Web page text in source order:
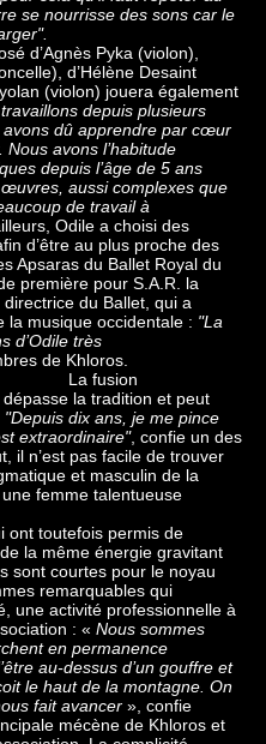
se nourrisse des sons car le
d’Agnès Pyka (violon),
d’Hélène Desaint
(violon) jouera également
depuis plusieurs
dû apprendre par cœur
avons l’habitude
depuis l’âge de 5 ans
œuvres, aussi complexes que
de travail à
Odile a choisi des
d’être au plus proche des
Apsaras du Ballet Royal du
première pour S.A.R. la
du Ballet, qui a
la musique occidentale : "La
d’Odile très
de Khloros.
La fusion
la tradition et peut
"Depuis dix ans, je me pince
extraordinaire", confie un des
il n’est pas facile de trouver
et masculin de la
femme talentueuse
ont toutefois permis de
la même énergie gravitant
sont courtes pour le noyau
remarquables qui
une activité professionnelle à
: « Nous sommes
en permanence
au-dessus d’un gouffre et
le haut de la montagne. On
fait avancer », confie
mécène de Khloros et